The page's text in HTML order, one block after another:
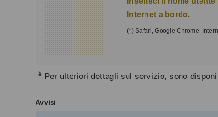
Internet a bordo.
(*) Safari, Google Chrome,
* Per ulteriori dettagli sul servizio, sono
Avvisi